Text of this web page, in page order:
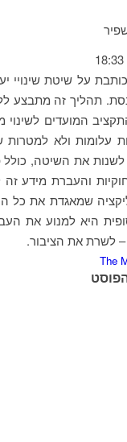
תהליך זה מתבצע
עלומות ולא למטרות
והעברת מידע
שמאגדת את כל
היא למנוע את
לשרת את הציבור.
The